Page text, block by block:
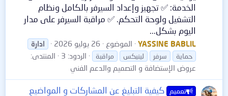
الخدمة: ✅ تجهيز وإعداد السيرفر بالكامل ونظام
التشغيل ولوحة التحكم. ✅ مراقبة السيرفر على مدار
اليوم بشكل...
YASSINE BABLIL الموضوع 26 يوليو 2026
ادارة
حماية
سرفر لينيكس مراقبة الردود: 3
المنتدى:
عروض الإستضافة و التصميم والدعم الفني
تعميم
كيفية التبليغ عن المشاركات و المواضيع